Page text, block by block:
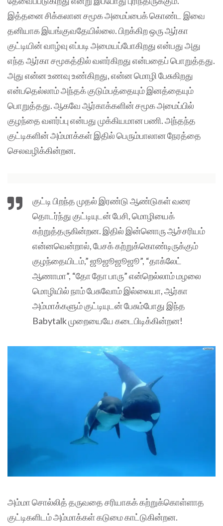
இத்தனை சிக்கலான சமூக அமைப்பைக் கொண்ட இவை
தனியாக இயங்குவதேயில்லை. பிறக்கிற ஒரு ஆர்கா
குட்டியின் வாழ்வு எப்படி அமையப்போகிறது என்பது அது
எந்த ஆர்கா சமூகத்தில் வளர்கிறது என்பதைப் பொறுத்தது.
அது என்ன உணவு உண்கிறது, என்ன மொழி பேசுகிறது
என்பதெல்லாம் அந்தக் குடும்பத்தையும் இனத்தையும்
பொறுத்தது. ஆகவே ஆர்காக்களின் சமூக அமைப்பில்
குழந்தை வளர்ப்பு என்பது முக்கியமான பணி. அந்தந்த
குட்டிகளின் அம்மாக்கள் இதில் பெரும்பாலான நேரத்தை
செலவழிக்கின்றன.
குட்டி பிறந்த முதல் இரண்டு ஆண்டுகள் வரை
தொடர்ந்து குட்டியுடன் பேசி, மொழியைக்
கற்றுத்தருகின்றன. இதில் இன்னொரு ஆச்சரியம்
என்னவென்றால், பேசக் கற்றுக்கொண்டிருக்கும்
குழந்தையிடம்,” ஜூஜூஜூஜூ”, “தாக்லேட்
ஆணாமா”, “தோ தோ பாரு” என்றெல்லாம் மழலை
மொழியில் நாம் பேசுவோம் இல்லையா, ஆர்கா
அம்மாக்களும் குட்டியுடன் பேசும்போது இந்த
Babytalk முறையையே கடைபிடிக்கின்றன!
அம்மா சொல்லித் தருவதை சரியாகக் கற்றுக்கொள்ளாத
குட்டிகளிடம் அம்மாக்கள் கடுமை காட்டுகின்றன.